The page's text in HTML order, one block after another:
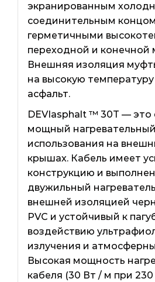
экранированным
соединительным
герметичными
переходной и конечной
Внешняя изоляция
на высокую
асфальт.
DEVIasphalt ™ 30T — это
мощный
использования на
крышах. Кабель имеет
конструкцию и
двужильный
внешней изоляцией
PVC и устойчивый к
воздействию
излучения и
Высокая мощность
кабеля (30 Вт / м при